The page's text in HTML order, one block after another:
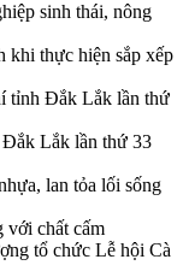
sinh thái, nông
khi thực hiện sắp xếp
tỉnh Đắk Lắk lần thứ
Lắk lần thứ 33
lan tỏa lối sống
với chất cấm
tổ chức Lễ hội Cà